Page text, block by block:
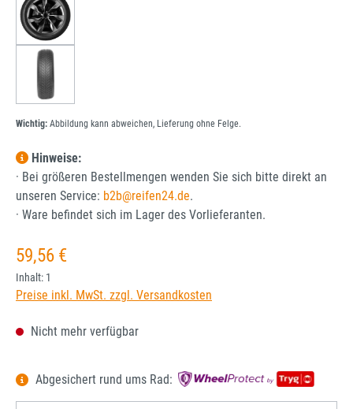
Wichtig: Abbildung kann abweichen, Lieferung ohne Felge.
Hinweise:
· Bei größeren Bestellmengen wenden Sie sich bitte direkt an
unseren Service: b2b@reifen24.de.
· Ware befindet sich im Lager des Vorlieferanten.
Regulärer Preis:
59,56 €
Inhalt: 1
Preise inkl. MwSt. zzgl. Versandkosten
Nicht mehr verfügbar
Abgesichert rund ums Rad: